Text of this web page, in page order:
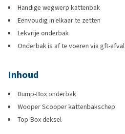
Handige wegwerp kattenbak
Eenvoudig in elkaar te zetten
Lekvrije onderbak
Onderbak is af te voeren via gft-afval
Inhoud
Dump-Box onderbak
Wooper Scooper kattenbakschep
Top-Box deksel